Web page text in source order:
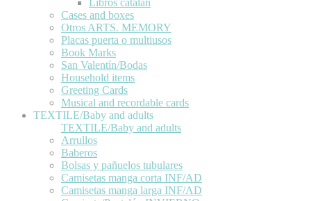
Cases and boxes
Otros ARTS. MEMORY
Placas puerta o multiusos
Book Marks
San Valentín/Bodas
Household items
Greeting Cards
Musical and recordable cards
TEXTILE/Baby and adults
TEXTILE/Baby and adults
Arrullos
Baberos
Bolsas y pañuelos tubulares
Camisetas manga corta INF/AD
Camisetas manga larga INF/AD